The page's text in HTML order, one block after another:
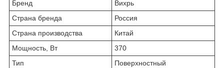
Бренд
Вихрь
Страна бренда
Россия
Страна производства
Китай
Мощность, Вт
370
Тип
Поверхностный